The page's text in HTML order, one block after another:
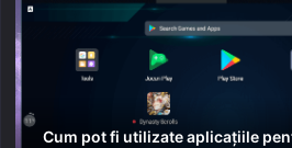
Cum pot fi utilizate aplicațiile